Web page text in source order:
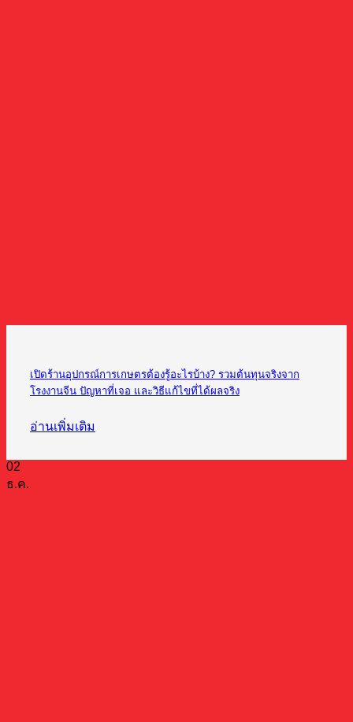
เปิดร้านอุปกรณ์การเกษตรต้องรู้อะไรบ้าง? รวมต้นทุนจริงจาก
โรงงานจีน ปัญหาที่เจอ และวิธีแก้ไขที่ได้ผลจริง
อ่านเพิ่มเติม
02
ธ.ค.